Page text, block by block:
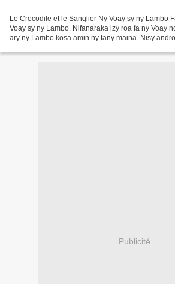
Le Crocodile et le Sanglier Ny Voay sy ny Lambo
Voay sy ny Lambo. Nifanaraka izy roa fa ny Voay
ary ny Lambo kosa amin’ny tany maina. Nisy
Publicité